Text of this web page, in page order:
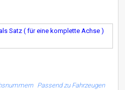
Satz ( für eine komplette Achse )
Passend zu Fahrzeugen